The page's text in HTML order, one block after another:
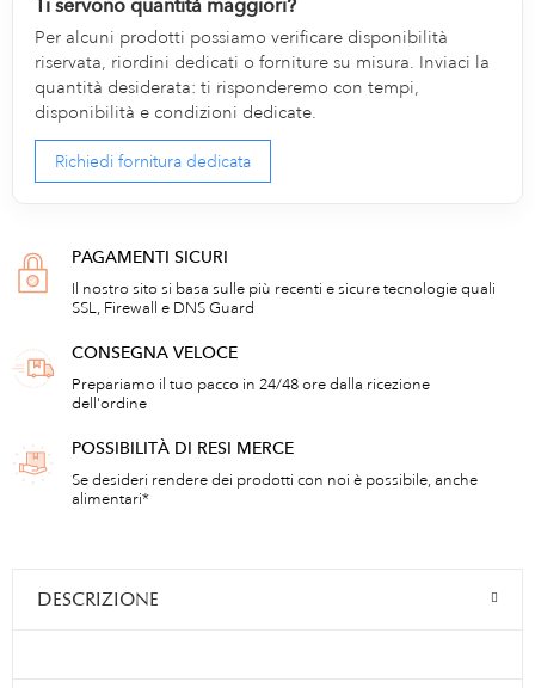
Ti servono quantità maggiori?
Per alcuni prodotti possiamo verificare disponibilità
riservata, riordini dedicati o forniture su misura. Inviaci la
quantità desiderata: ti risponderemo con tempi,
disponibilità e condizioni dedicate.
Richiedi fornitura dedicata
PAGAMENTI SICURI
Il nostro sito si basa sulle più recenti e sicure tecnologie quali
SSL, Firewall e DNS Guard
CONSEGNA VELOCE
Prepariamo il tuo pacco in 24/48 ore dalla ricezione
dell'ordine
POSSIBILITÀ DI RESI MERCE
Se desideri rendere dei prodotti con noi è possibile, anche
alimentari*
DESCRIZIONE